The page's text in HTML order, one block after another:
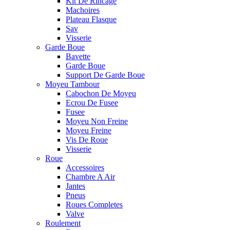
Machoires
Plateau Flasque
Sav
Visserie
Garde Boue
Bavette
Garde Boue
Support De Garde Boue
Moyeu Tambour
Cabochon De Moyeu
Ecrou De Fusee
Fusee
Moyeu Non Freine
Moyeu Freine
Vis De Roue
Visserie
Roue
Accessoires
Chambre A Air
Jantes
Pneus
Roues Completes
Valve
Roulement